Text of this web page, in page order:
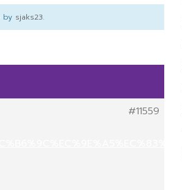
by sjaks23.
#11559